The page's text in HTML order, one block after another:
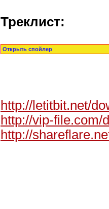
Треклист:
http://letitbit.net/
http://vip-file.com/
http://